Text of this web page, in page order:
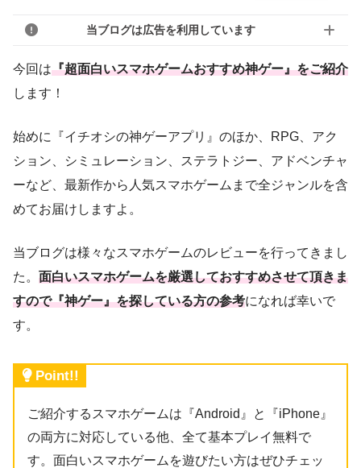
当ブログは広告を利用しています
今回は『超面白いスマホゲームおすすめ神ゲー』をご紹介
します！
始めに『イチオシの神ゲーアプリ』のほか、RPG、アク
ション、シミュレーション、ステラトジー、アドベンチャ
ーなど、最新作から人気スマホゲームまで全ジャンルを含
めてお届けしますよ。
当ブログは様々なスマホゲームのレビューを行ってきまし
た。 面白いスマホゲームを厳選しておすすめさせて頂きま
すので『神ゲー』を探している方の参考になれば幸いで
す。
Point!!
ご紹介するスマホゲームは『Android』と『iPhone』
の両方に対応している他、全て基本プレイ無料で
す。面白いスマホゲームを遊びたい方はぜひチェッ